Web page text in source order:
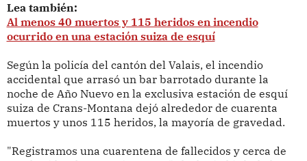
Lea también:
Al menos 40 muertos y 115 heridos en incendio
ocurrido en una estación suiza de esquí
Según la policía del cantón del Valais, el incendio
accidental que arrasó un bar barrotado durante la
noche de Año Nuevo en la exclusiva estación de esquí
suiza de Crans-Montana dejó alrededor de cuarenta
muertos y unos 115 heridos, la mayoría de gravedad.
"Registramos una cuarentena de fallecidos y cerca de